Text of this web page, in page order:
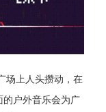
场上人头攒动，在
户外音乐会为广